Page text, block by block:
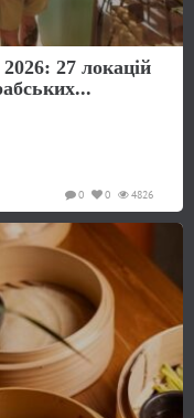
27 локацій
4826
0
0